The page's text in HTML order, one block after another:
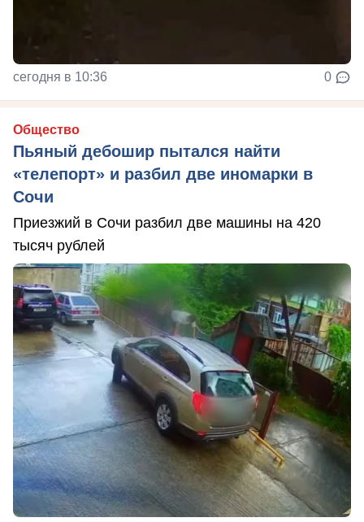
сегодня в 10:36 0
Общество
Пьяный дебошир пытался найти
«телепорт» и разбил две иномарки в
Сочи
Приезжий в Сочи разбил две машины на 420
тысяч рублей